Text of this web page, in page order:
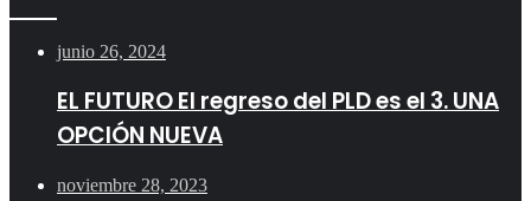
junio 26, 2024
EL FUTURO El regreso del PLD es el 3. UNA
OPCIÓN NUEVA
noviembre 28, 2023